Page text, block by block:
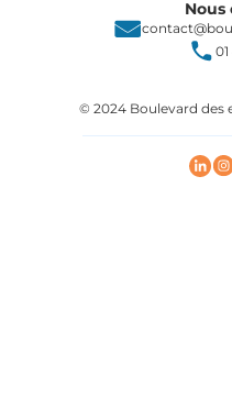
© 2024 Boulevard des